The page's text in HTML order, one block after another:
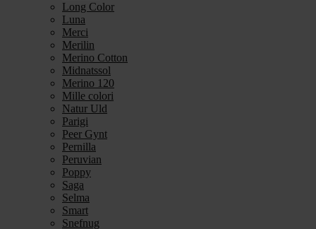
Long Color
Luna
Merci
Merilin
Merino Cotton
Midnatssol
Merino 120
Mille colori
Natur Uld
Parigi
Peer Gynt
Pernilla
Peruvian
Poppy
Saga
Selma
Smart
Snefnug